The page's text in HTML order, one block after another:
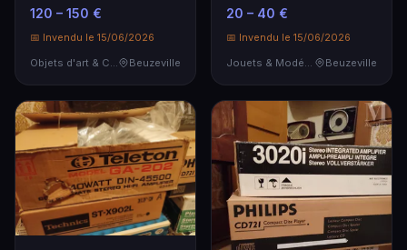
120 – 150 €
📅 Invendu le 15/06/2026
Beuzeville
20 – 40 €
📅 Invendu le 15/06/2026
Beuzeville